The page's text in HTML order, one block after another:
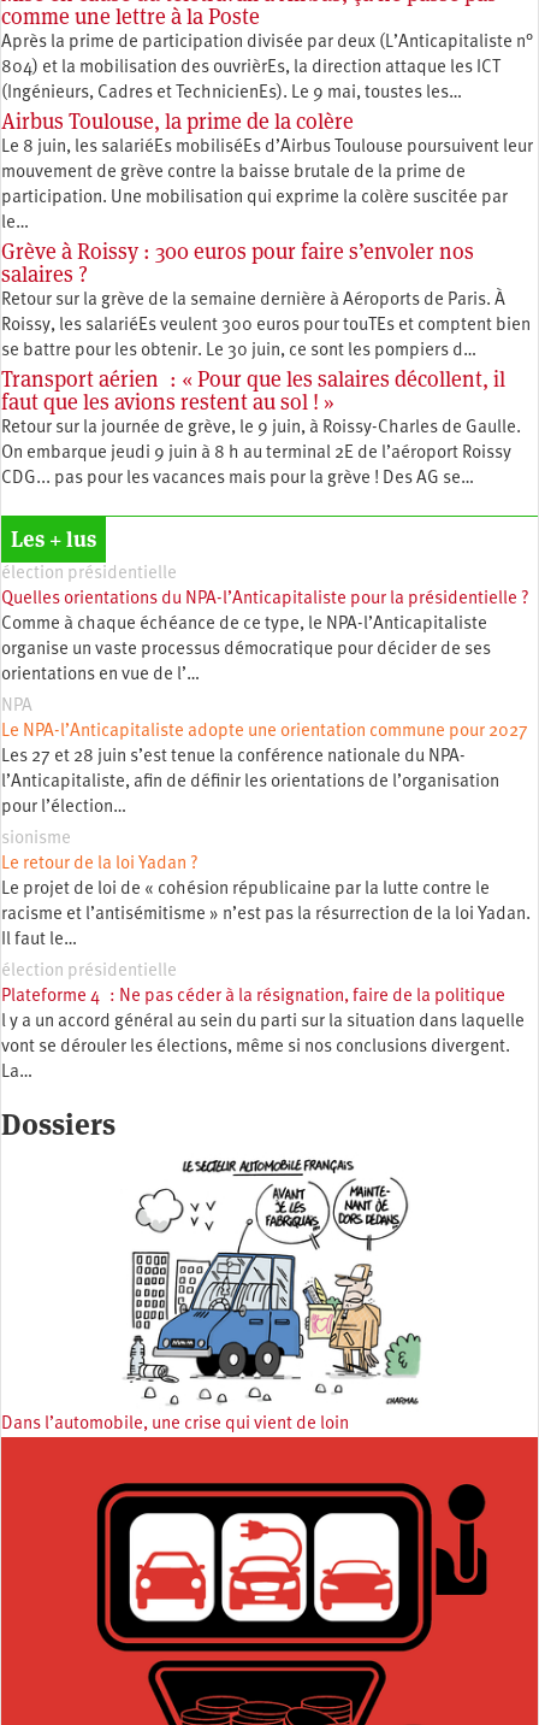
comme une lettre à la Poste
Après la prime de participation divisée par deux (L’Anticapitaliste n°
804) et la mobilisation des ouvrièrEs, la direction attaque les ICT
(Ingénieurs, Cadres et TechnicienEs). Le 9 mai, toustes les…
Airbus Toulouse, la prime de la colère
Le 8 juin, les salariéEs mobiliséEs d’Airbus Toulouse poursuivent leur
mouvement de grève contre la baisse brutale de la prime de
participation. Une mobilisation qui exprime la colère suscitée par
le…
Grève à Roissy : 300 euros pour faire s’envoler nos
salaires ?
Retour sur la grève de la semaine dernière à Aéroports de Paris. À
Roissy, les salariéEs veulent 300 euros pour touTEs et comptent bien
se battre pour les obtenir. Le 30 juin, ce sont les pompiers d…
Transport aérien : « Pour que les salaires décollent, il
faut que les avions restent au sol ! »
Retour sur la journée de grève, le 9 juin, à Roissy-Charles de Gaulle.
On embarque jeudi 9 juin à 8 h au terminal 2E de l’aéroport Roissy
CDG... pas pour les vacances mais pour la grève ! Des AG se…
Les + lus
élection présidentielle
Quelles orientations du NPA-l’Anticapitaliste pour la présidentielle ?
Comme à chaque échéance de ce type, le NPA-l’Anticapitaliste
organise un vaste processus démocratique pour décider de ses
orientations en vue de l’…
NPA
Le NPA-l’Anticapitaliste adopte une orientation commune pour 2027
Les 27 et 28 juin s’est tenue la conférence nationale du NPA-
l’Anticapitaliste, afin de définir les orientations de l’organisation
pour l’élection…
sionisme
Le retour de la loi Yadan ?
Le projet de loi de « cohésion républicaine par la lutte contre le
racisme et l’antisémitisme » n’est pas la résurrection de la loi Yadan.
Il faut le…
élection présidentielle
Plateforme 4 : Ne pas céder à la résignation, faire de la politique
l y a un accord général au sein du parti sur la situation dans laquelle
vont se dérouler les élections, même si nos conclusions divergent.
La…
Dossiers
Dans l’automobile, une crise qui vient de loin